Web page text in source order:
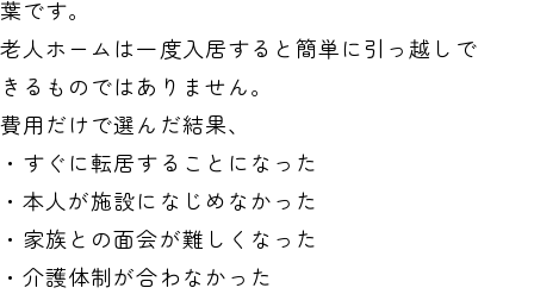
葉です。
老人ホームは一度入居すると簡単に引っ越しで
きるものではありません。
費用だけで選んだ結果、
・すぐに転居することになった
・本人が施設になじめなかった
・家族との面会が難しくなった
・介護体制が合わなかった